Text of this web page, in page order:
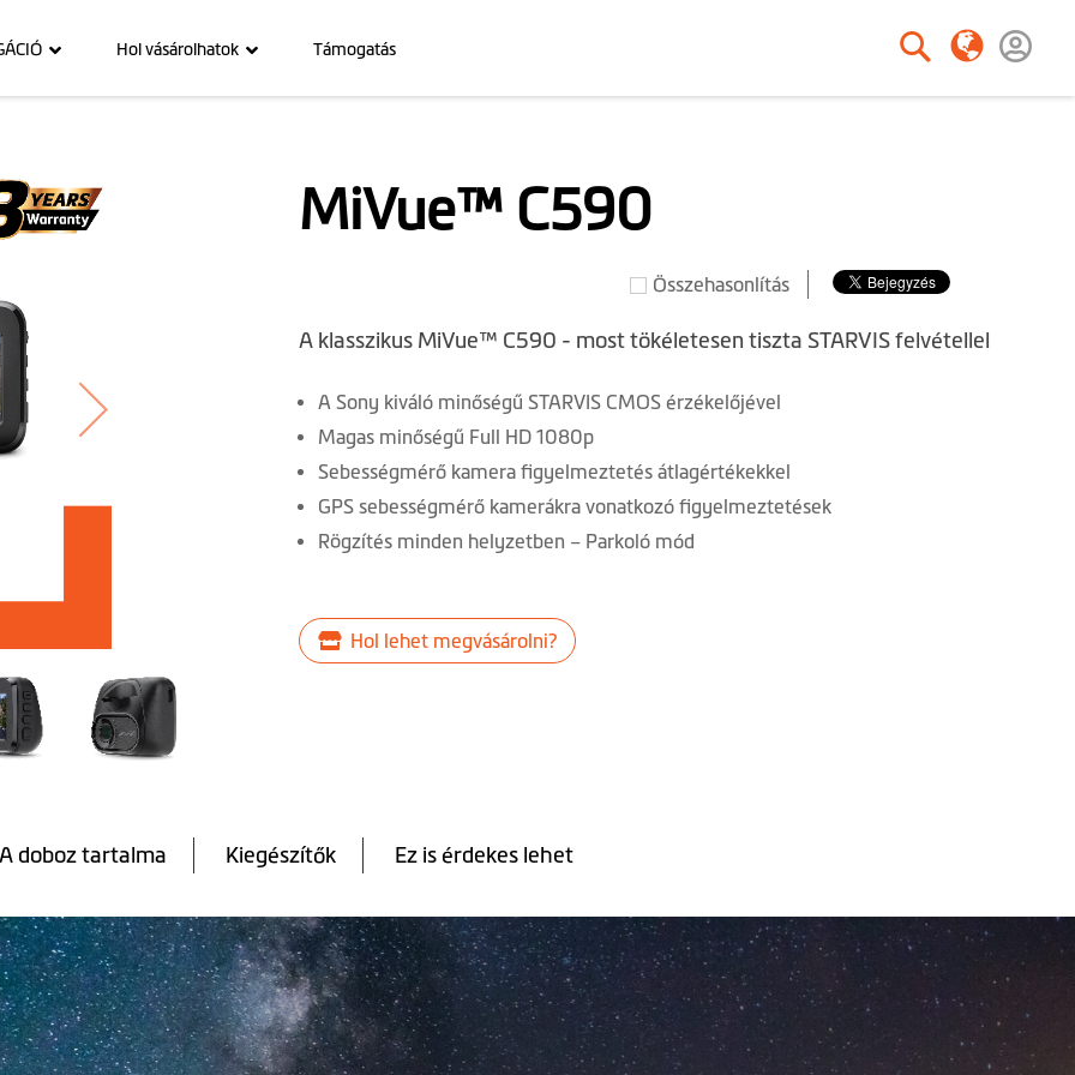
Hol vásárolhatok Támogatás
MiVue™ C590
Összehasonlítás
A klasszikus MiVue™ C590 - most tökéletesen tiszta STARVIS felvétellel
A Sony kiváló minőségű STARVIS CMOS érzékelőjével
Magas minőségű Full HD 1080p
Sebességmérő kamera figyelmeztetés átlagértékekkel
GPS sebességmérő kamerákra vonatkozó figyelmeztetések
Rögzítés minden helyzetben – Parkoló mód
Hol lehet megvásárolni?
A doboz tartalma Kiegészítők Ez is érdekes lehet